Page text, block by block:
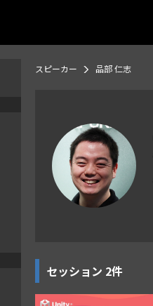
スピーカー 品部 仁志
セッション 2件